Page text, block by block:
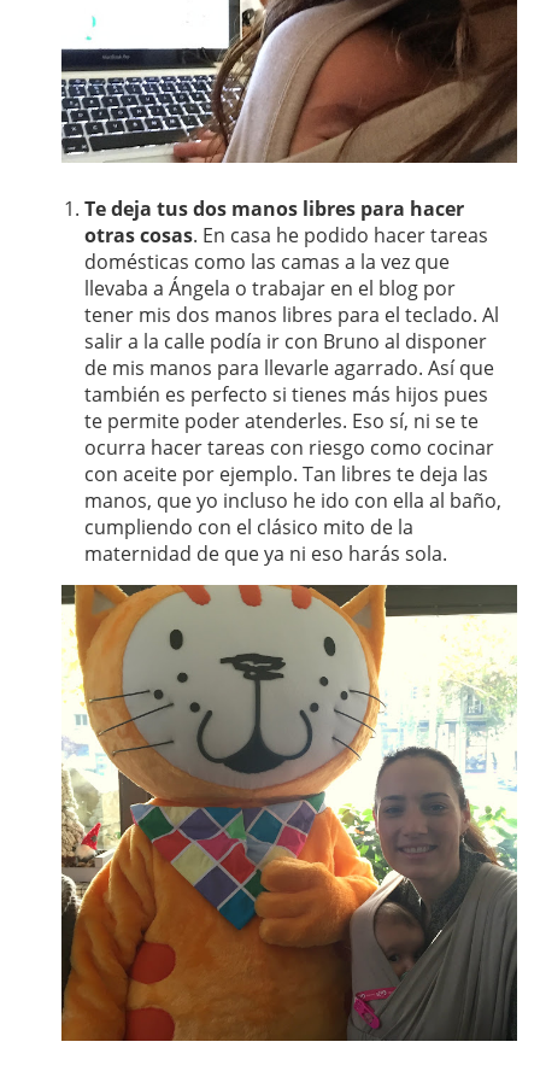
Te deja tus dos manos libres para hacer
otras cosas. En casa he podido hacer tareas
domésticas como las camas a la vez que
llevaba a Ángela o trabajar en el blog por
tener mis dos manos libres para el teclado. Al
salir a la calle podía ir con Bruno al disponer
de mis manos para llevarle agarrado. Así que
también es perfecto si tienes más hijos pues
te permite poder atenderles. Eso sí, ni se te
ocurra hacer tareas con riesgo como cocinar
con aceite por ejemplo. Tan libres te deja las
manos, que yo incluso he ido con ella al baño,
cumpliendo con el clásico mito de la
maternidad de que ya ni eso harás sola.